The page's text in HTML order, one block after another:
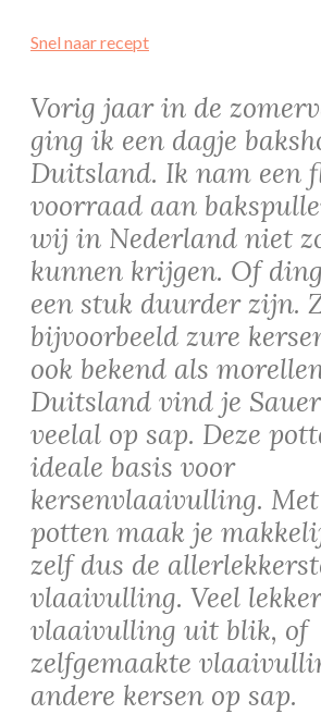
Snel naar recept
Vorig jaar in de
ging ik een dagje
Duitsland. Ik nam een
voorraad aan
wij in Nederland niet
kunnen krijgen. Of
een stuk duurder zijn.
bijvoorbeeld zure
ook bekend als
Duitsland vind je
veelal op sap. Deze
ideale basis voor
kersenvlaaivulling. Met
potten maak je
zelf dus de
vlaaivulling. Veel
vlaaivulling uit blik, of
zelfgemaakte
andere kersen op sap.